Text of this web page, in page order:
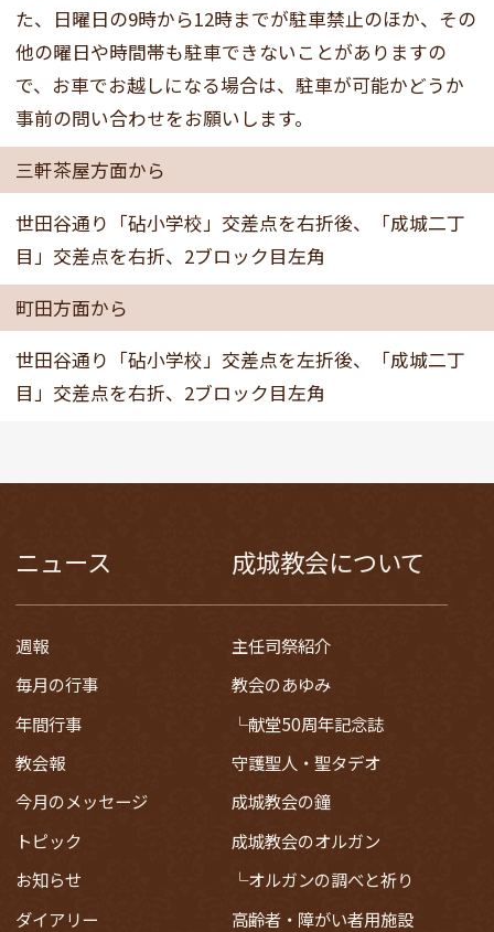
た、日曜日の9時から12時までが駐車禁止のほか、その
他の曜日や時間帯も駐車できないことがありますの
で、お車でお越しになる場合は、駐車が可能かどうか
事前の問い合わせをお願いします。
三軒茶屋方面から
世田谷通り「砧小学校」交差点を右折後、「成城二丁
目」交差点を右折、2ブロック目左角
町田方面から
世田谷通り「砧小学校」交差点を左折後、「成城二丁
目」交差点を右折、2ブロック目左角
ニュース
週報
毎月の行事
年間行事
教会報
今月のメッセージ
トピック
お知らせ
ダイアリー
成城教会について
主任司祭紹介
教会のあゆみ
献堂50周年記念誌
守護聖人・聖タデオ
成城教会の鐘
成城教会のオルガン
オルガンの調べと祈り
高齢者・障がい者用施設